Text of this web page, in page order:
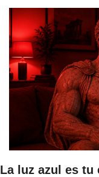
La luz azul es tu